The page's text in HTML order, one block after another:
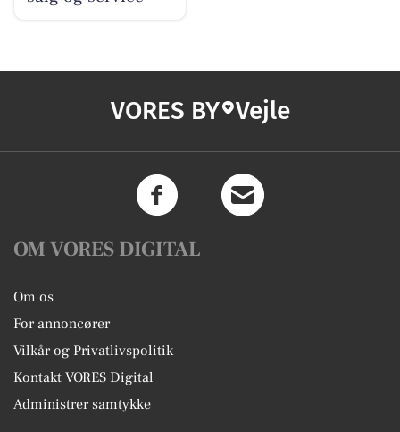
VORES BY Vejle
OM VORES DIGITAL
Om os
For annoncører
Vilkår og Privatlivspolitik
Kontakt VORES Digital
Administrer samtykke